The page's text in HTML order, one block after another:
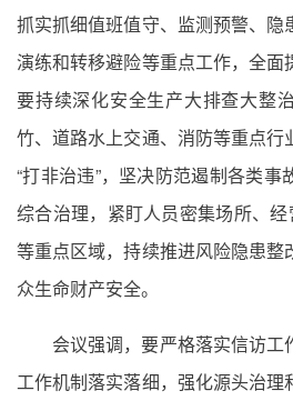
抓实抓细值班值守、监测预警、隐
演练和转移避险等重点工作，全面
要持续深化安全生产大排查大整
竹、道路水上交通、消防等重点行
“打非治违”，坚决防范遏制各类
综合治理，紧盯人员密集场所、经
等重点区域，持续推进风险隐患
众生命财产安全。
会议强调，要严格落实信访
工作机制落实落细，强化源头治理